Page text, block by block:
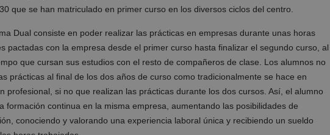
que se han matriculado en primer curso en los diversos ciclos del centro.
Dual consiste en poder realizar las prácticas en empresas durante unas horas
pactadas con la empresa desde el primer curso hasta finalizar el segundo curso, al
que cursan sus estudios con el resto de compañeros de clase. Los alumnos no
prácticas al final de los dos años de curso como tradicionalmente se hace en
profesional, si no que realizan las prácticas durante los dos cursos. Así, el alumno
formación continua en la misma empresa, aumentando las posibilidades de
conociendo y valorando una experiencia laboral única y recibiendo un sueldo